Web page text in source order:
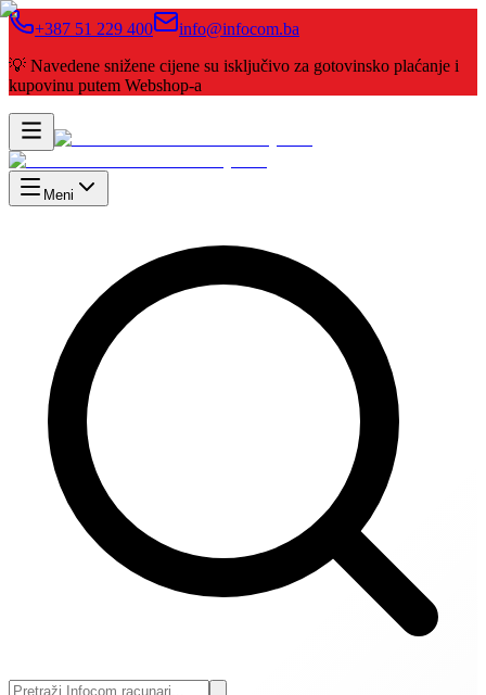
+387 51 229 400
info@infocom.ba
💡 Navedene snižene cijene su isključivo za gotovinsko plaćanje i
kupovinu putem Webshop-a
Meni